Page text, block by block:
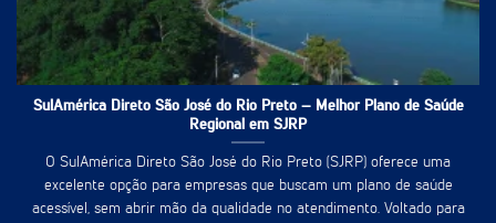
SulAmérica Direto São José do Rio Preto – Melhor Plano de Saúde
Regional em SJRP
O SulAmérica Direto São José do Rio Preto (SJRP) oferece uma
excelente opção para empresas que buscam um plano de saúde
acessível, sem abrir mão da qualidade no atendimento. Voltado para